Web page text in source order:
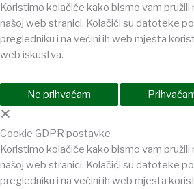
Koristimo kolačiće kako bismo vam pružili
našoj web stranici. Kolačići su datoteke
pregledniku i na većini ih web mjesta
web iskustva.
Ne prihvaćam
×
Cookie GDPR postavke
Koristimo kolačiće kako bismo vam pružili
našoj web stranici. Kolačići su datoteke
pregledniku i na većini ih web mjesta